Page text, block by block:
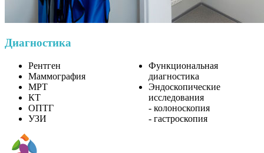
Диагностика
Рентген
Маммография
МРТ
КТ
ОПТГ
УЗИ
Функциональная
диагностика
Эндоскопические
исследования
- колоноскопия
- гастроскопия